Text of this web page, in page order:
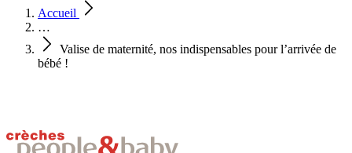
Accueil
…
Valise de maternité, nos indispensables pour l’arrivée de
bébé !